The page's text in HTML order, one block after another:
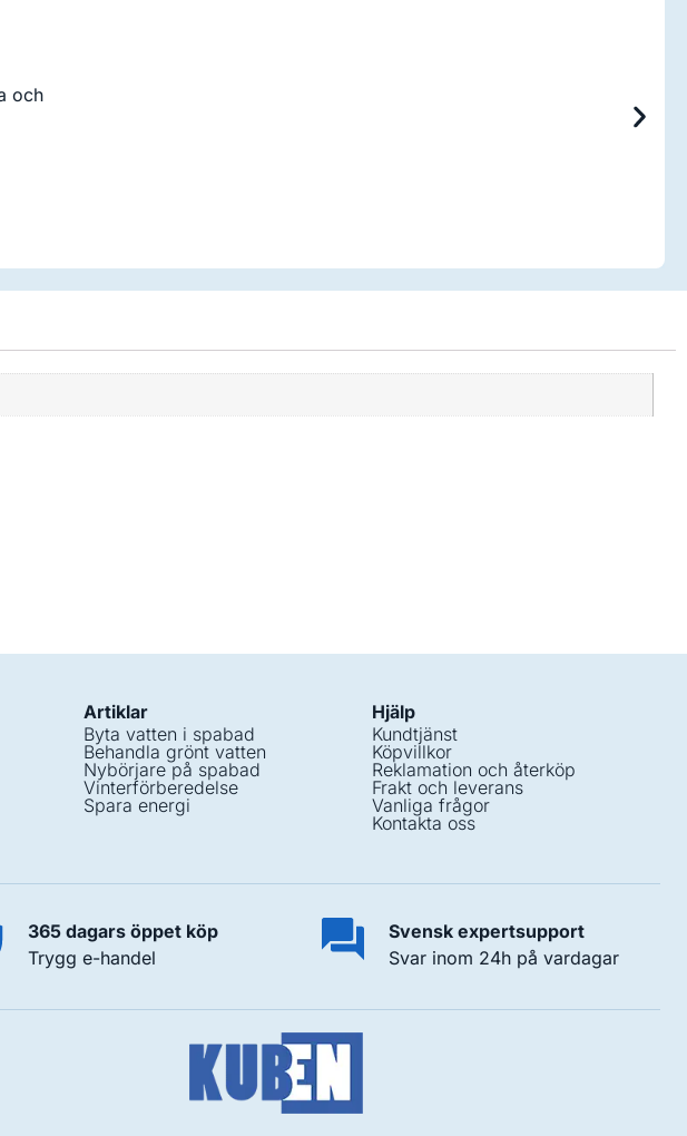
och
Artiklar
Byta vatten i spabad
Behandla grönt vatten
Nybörjare på spabad
Vinterförberedelse
Spara energi
Hjälp
Kundtjänst
Köpvillkor
Reklamation och återköp
Frakt och leverans
Vanliga frågor
Kontakta oss
365 dagars öppet köp
Trygg e-handel
Svensk expertsupport
Svar inom 24h på vardagar